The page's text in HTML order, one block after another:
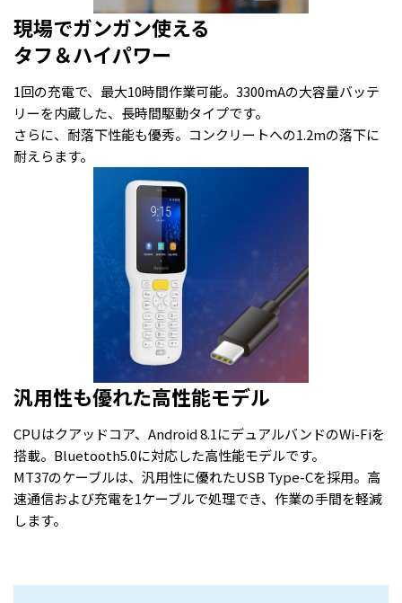
現場でガンガン使える
タフ＆ハイパワー
1回の充電で、最大10時間作業可能。3300mAの大容量バッテ
リーを内蔵した、長時間駆動タイプです。
さらに、耐落下性能も優秀。コンクリートへの1.2mの落下に
耐えらます。
汎用性も優れた高性能モデル
CPUはクアッドコア、Android 8.1にデュアルバンドのWi-Fiを
搭載。Bluetooth5.0に対応した高性能モデルです。
MT37のケーブルは、汎用性に優れたUSB Type-Cを採用。高
速通信および充電を1ケーブルで処理でき、作業の手間を軽減
します。